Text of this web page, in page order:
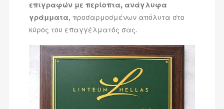
επιγραφών με περίοπτα, ανάγλυφα
γράμματα, προσαρμοσμένων απόλυτα στο
κύρος του επαγγέλματός σας.